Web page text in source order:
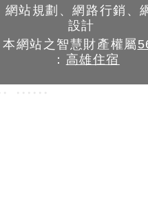
網站規劃、網路行銷、
設計
網站之智慧財產權屬
： 高雄住宿